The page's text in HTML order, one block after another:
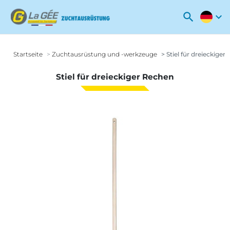
search expand_more
Startseite Zuchtausrüstung und -werkzeuge Stiel für dreieckiger
Stiel für dreieckiger Rechen